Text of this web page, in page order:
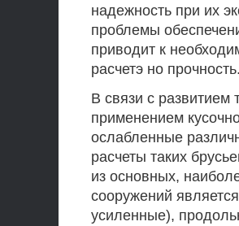
надежность при их
проблемы
приводит к
расчетэ но
В связи с развитием
применением
ослабленные
расчеты таких
из основных,
сооружений
усиленные),